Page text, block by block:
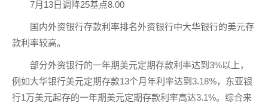
7月13日调降25基点8.00
国内外资银行存款利率排名外资银行中大华银行的美元存
款利率较高。
部分外资银行的一年期美元定期存款利率达到3%以上，
例如大华银行美元定期存款13个月年利率达到3.18%，东亚银
行1万美元起存的一年期美元定期存款利率高达3.1%。综合来